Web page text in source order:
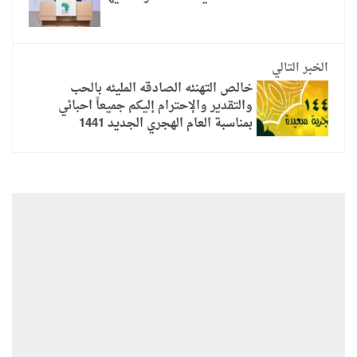
الخبر التالي
خالص التهنئه الصادقه المليئه بالحب
والتقدير والإحترام إليكم جميعاً احبائي
بمناسبة العام الهجري الجديد 1441